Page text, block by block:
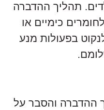
תהליך ההדברה
כימיים או
בפעולות מנע
ההדברה והסבר על